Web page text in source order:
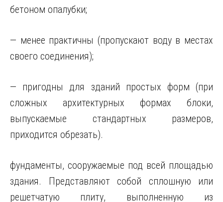
бетоном опалубки;
— менее практичны (пропускают воду в местах
своего соединения);
— пригодны для зданий простых форм (при
сложных архитектурных формах блоки,
выпускаемые стандартных размеров,
приходится обрезать).
фундаменты, сооружаемые под всей площадью
здания. Представляют собой сплошную или
решетчатую плиту, выполненную из